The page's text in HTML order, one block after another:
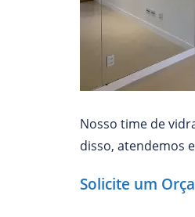
Nosso time de
disso, atendemos
Solicite um